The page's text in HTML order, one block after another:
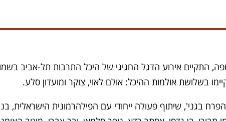
התקיים אירוע הדגל החגיגי של היכל התרבות תל-אביב
בגני', שיתוף פעולה ייחודי עם הפילהרמונית הישראלית,